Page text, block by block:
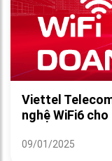
Viettel
nghệ WiFi6
09/01/2025